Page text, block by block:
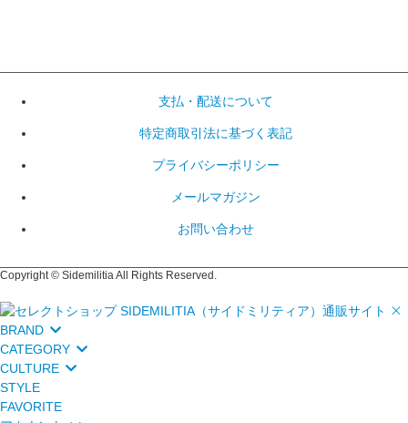
支払・配送について
特定商取引法に基づく表記
プライバシーポリシー
メールマガジン
お問い合わせ
Copyright © Sidemilitia All Rights Reserved.
BRAND
CATEGORY
CULTURE
STYLE
FAVORITE